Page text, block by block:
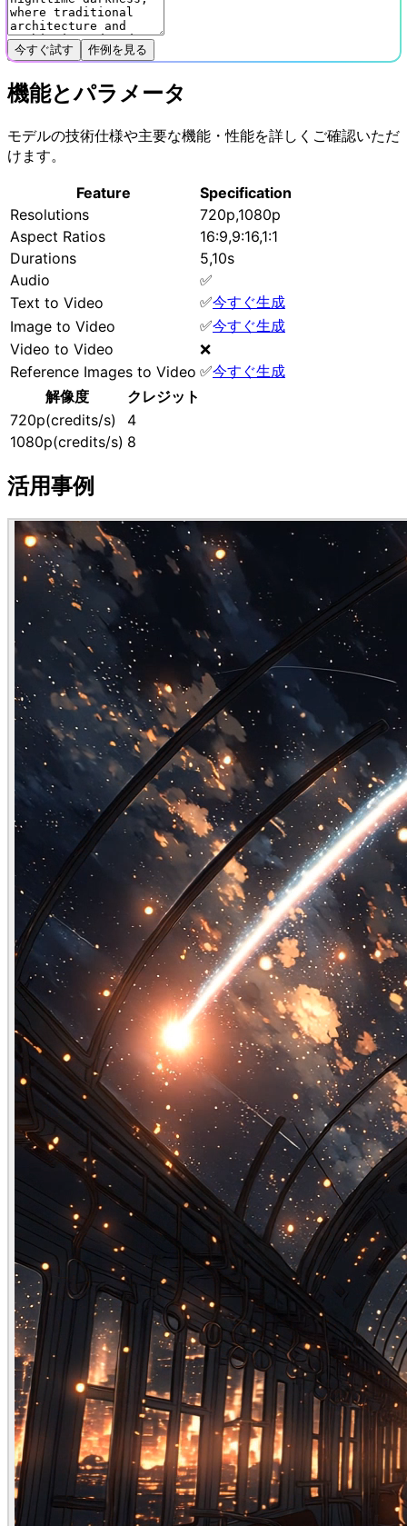
今すぐ試す 作例を見る
機能とパラメータ
モデルの技術仕様や主要な機能・性能を詳しくご確認いただ
けます。
Feature
Specification
Resolutions
720p,1080p
Aspect Ratios
16:9,9:16,1:1
Durations
5,10s
Audio
✅
Text to Video
✅今すぐ生成
Image to Video
✅今すぐ生成
Video to Video
❌
Reference Images to Video ✅今すぐ生成
解像度
クレジット
720p(credits/s)
4
1080p(credits/s) 8
活用事例